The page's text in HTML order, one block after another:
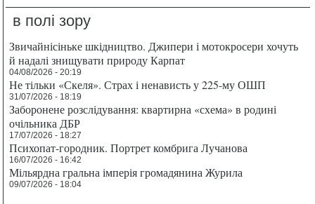
в полі зору
Звичайнісіньке шкідництво. Джипери і мотокросери хочуть
й надалі знищувати природу Карпат
04/08/2026 - 20:19
Не тільки «Скеля». Страх і ненависть у 225-му ОШП
31/07/2026 - 18:19
Заборонене розслідування: квартирна «схема» в родині
очільника ДБР
17/07/2026 - 18:27
Психопат-городник. Портрет комбрига Лучанова
16/07/2026 - 16:42
Мільярдна гральна імперія громадянина Журила
09/07/2026 - 18:04